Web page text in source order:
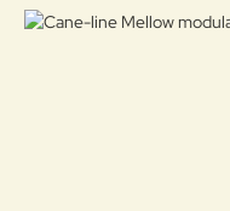
home